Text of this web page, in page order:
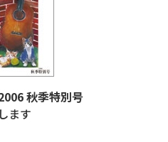
秋季特別号
ます